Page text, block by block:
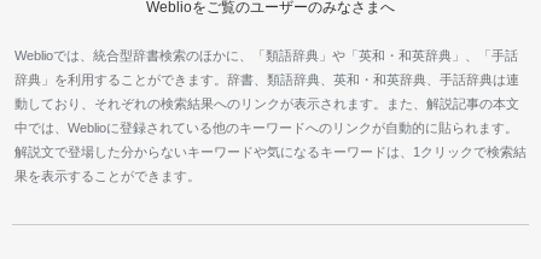
Weblioをご覧のユーザーのみなさまへ
Weblioでは、統合型辞書検索のほかに、「類語辞典」や「英和・和英辞典」、「手話
辞典」を利用することができます。辞書、類語辞典、英和・和英辞典、手話辞典は連
動しており、それぞれの検索結果へのリンクが表示されます。また、解説記事の本文
中では、Weblioに登録されている他のキーワードへのリンクが自動的に貼られます。
解説文で登場した分からないキーワードや気になるキーワードは、1クリックで検索結
果を表示することができます。